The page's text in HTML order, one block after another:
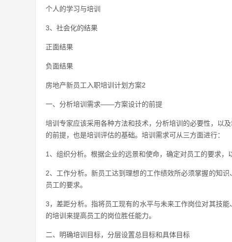
个人的学习与培训
3、社会化的结果
正面结果
负面结果
房地产新员工入职培训计划方案2
一、分析培训需求——方案设计的前提
培训专家应该采用各种方法和技术，分析培训的必要性，以
的前提，也是培训评估的基础。培训需求可从三方面进行：
1、组织分析。根据企业的远景和使命，确定对员工的要求，
2、工作分析。新员工达到理想的工作绩效所必须掌握的知
员工的要求。
3，差距分析。指将员工现有的水平与未来工作岗位对其技
的培训来提高员工的岗位胜任能力。
二、明确培训目标，分层设置总目标和具体目标